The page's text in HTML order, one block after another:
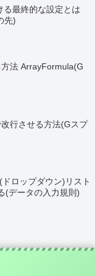
最終的な設定とは
先)
法 ArrayFormula(G
行させる方法(Gスプ
ドロップダウン)リスト
(データの入力規則)